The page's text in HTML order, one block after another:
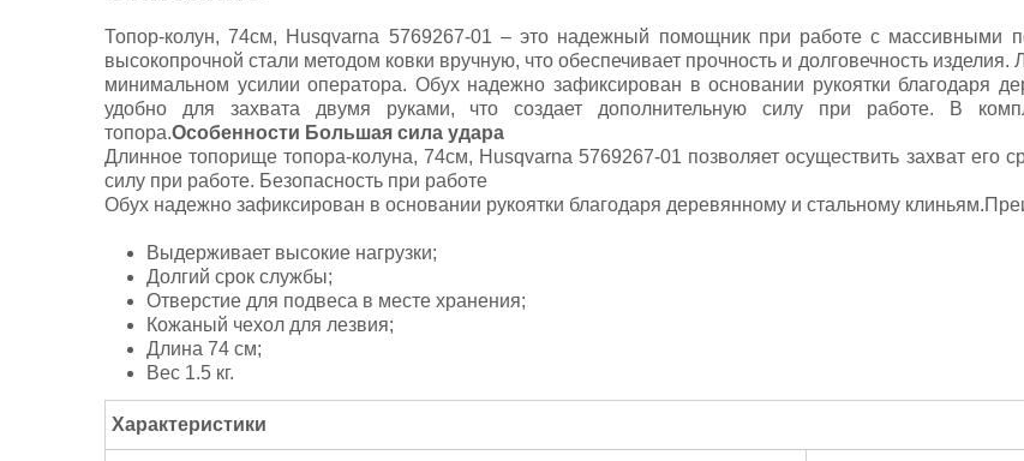
Топор-колун, 74см, Husqvarna 5769267-01 – это надежный помощник при работе с массивными
высокопрочной стали методом ковки вручную, что обеспечивает прочность и долговечность
минимальном усилии оператора. Обух надежно зафиксирован в основании рукоятки благодаря
удобно для захвата двумя руками, что создает дополнительную силу при работе. В
топора.Особенности Большая сила удара
Длинное топорище топора-колуна, 74см, Husqvarna 5769267-01 позволяет осуществить захват его
силу при работе. Безопасность при работе
Обух надежно зафиксирован в основании рукоятки благодаря деревянному и стальному
Выдерживает высокие нагрузки;
Долгий срок службы;
Отверстие для подвеса в месте хранения;
Кожаный чехол для лезвия;
Длина 74 см;
Вес 1.5 кг.
Характеристики